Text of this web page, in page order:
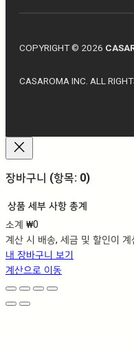
COPYRIGHT © 2026
CASAROMA INC. ALL
장바구니 (항목: 0)
장
바
구
니
에
상품 세부 사항 총계
소계 ₩0
계산 시 배송, 세금 및 할인이 계
내 장바구니 보기
계산으로 이동